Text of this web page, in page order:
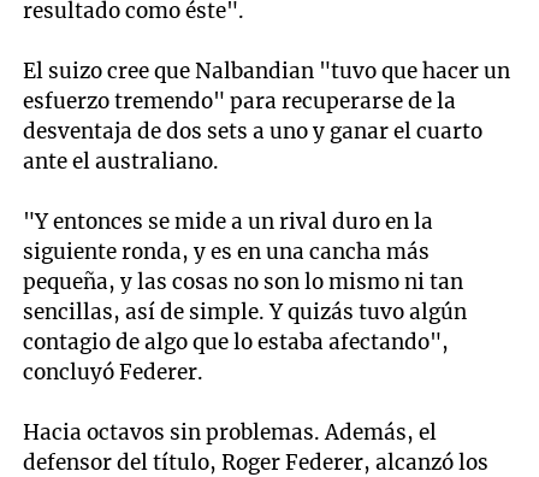
resultado como éste".
El suizo cree que Nalbandian "tuvo que hacer un
esfuerzo tremendo" para recuperarse de la
desventaja de dos sets a uno y ganar el cuarto
ante el australiano.
"Y entonces se mide a un rival duro en la
siguiente ronda, y es en una cancha más
pequeña, y las cosas no son lo mismo ni tan
sencillas, así de simple. Y quizás tuvo algún
contagio de algo que lo estaba afectando",
concluyó Federer.
Hacia octavos sin problemas. Además, el
defensor del título, Roger Federer, alcanzó los